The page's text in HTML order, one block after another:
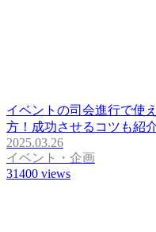
イベントの司会進行で使
方！成功させるコツも紹
2025.03.26
イベント・企画
31400 views